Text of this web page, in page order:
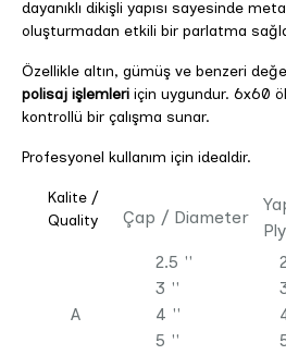
dayanıklı dikişli yapısı sayesinde
oluşturmadan etkili bir parlatma
Özellikle altın, gümüş ve benzeri
polisaj işlemleri için uygundur. 6x60
kontrollü bir çalışma sunar.
Profesyonel kullanım için idealdir.
Kalite /
Quality
Çap / Diameter
Ply
A
2.5 ''
3 ''
4 ''
5 ''